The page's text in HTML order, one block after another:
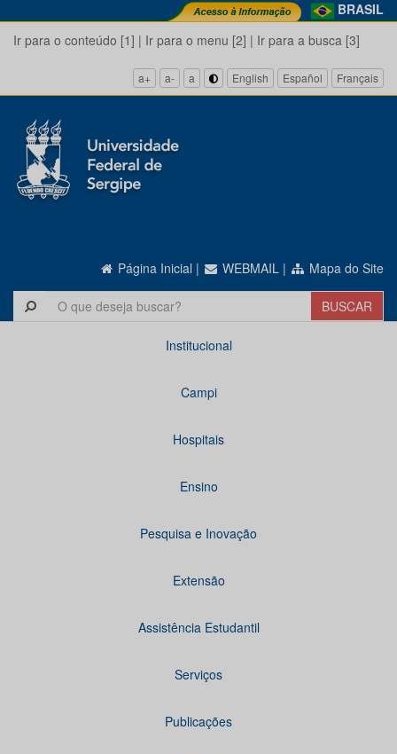
BRASIL
Ir para o conteúdo [1] | Ir para o menu [2] | Ir para a busca [3]
a+ a- a English Español Français
Página Inicial | WEBMAIL | Mapa do Site
Institucional
Campi
Hospitais
Ensino
Pesquisa e Inovação
Extensão
Assistência Estudantil
Serviços
Publicações